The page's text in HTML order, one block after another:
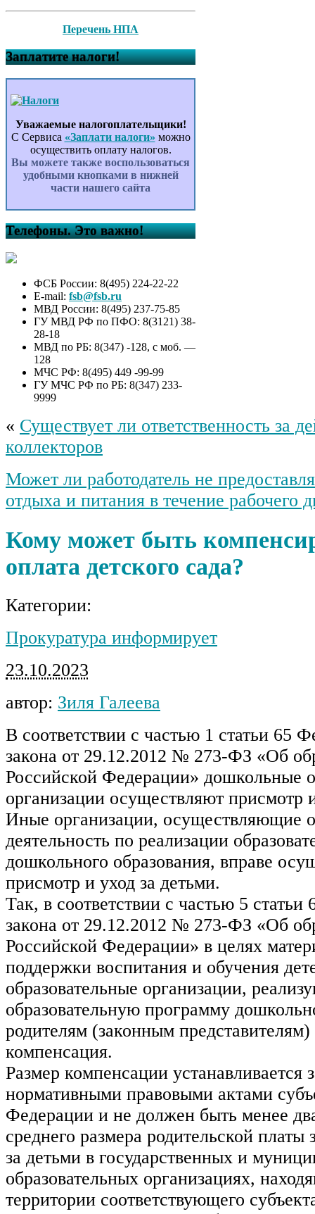
Перечень НПА
Заплатите налоги!
Уважаемые налогоплательщики!
С Сервиса «Заплати налоги» можно
осуществить оплату налогов.
Вы можете также воспользоваться
удобными кнопками в нижней
части нашего сайта
Телефоны. Это важно!
ФСБ России: 8(495) 224-22-22
E-mail: fsb@fsb.ru
МВД России: 8(495) 237-75-85
ГУ МВД РФ по ПФО: 8(3121) 38-
28-18
МВД по РБ: 8(347) -128, с моб. —
128
МЧС РФ: 8(495) 449 -99-99
ГУ МЧС РФ по РБ: 8(347) 233-
9999
« Существует ли ответственность за
коллекторов
Может ли работодатель не
отдыха и питания в течение рабочего
Кому может быть
оплата детского сада?
Категории:
Прокуратура информирует
23.10.2023
автор: Зиля Галеева
В соответствии с частью 1 статьи 65
закона от 29.12.2012 № 273-ФЗ «Об
Российской Федерации» дошкольные
организации осуществляют присмотр
Иные организации, осуществляющие
деятельность по реализации
дошкольного образования, вправе
присмотр и уход за детьми.
Так, в соответствии с частью 5 статьи
закона от 29.12.2012 № 273-ФЗ «Об
Российской Федерации» в целях
поддержки воспитания и обучения
образовательные организации,
образовательную программу
родителям (законным представителям)
компенсация.
Размер компенсации
нормативными правовыми актами
Федерации и не должен быть менее
среднего размера родительской платы
за детьми в государственных и
образовательных организациях,
территории соответствующего